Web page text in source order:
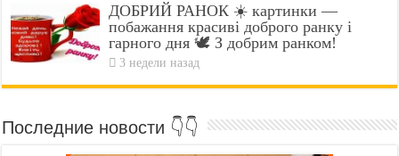
ДОБРИЙ РАНОК ☀️ картинки —
побажання красиві доброго ранку і
гарного дня 🕊️ З добрим ранком!
3 недели назад
Последние новости 👇👇